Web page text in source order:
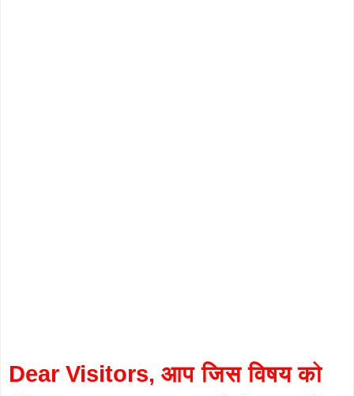
Dear Visitors, आप जिस विषय को